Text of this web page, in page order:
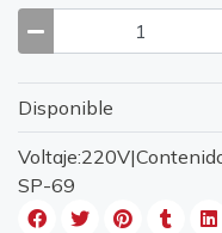
Disponible
SP-69